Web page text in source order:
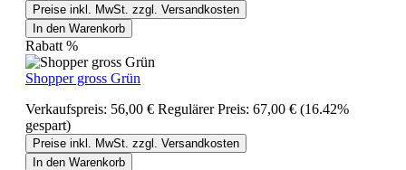
Preise inkl. MwSt. zzgl. Versandkosten
In den Warenkorb
Rabatt %
Shopper gross Grün
Verkaufspreis: 56,00 € Regulärer Preis: 67,00 € (16.42%
gespart)
Preise inkl. MwSt. zzgl. Versandkosten
In den Warenkorb